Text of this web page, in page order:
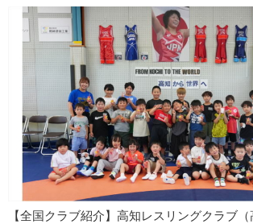
【全国クラブ紹介】高知レスリングクラブ（